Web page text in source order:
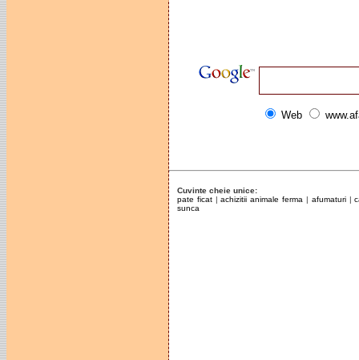
Web
Cuvinte cheie unice:
pate ficat|achizitii animale ferma | afumaturi|
sunca